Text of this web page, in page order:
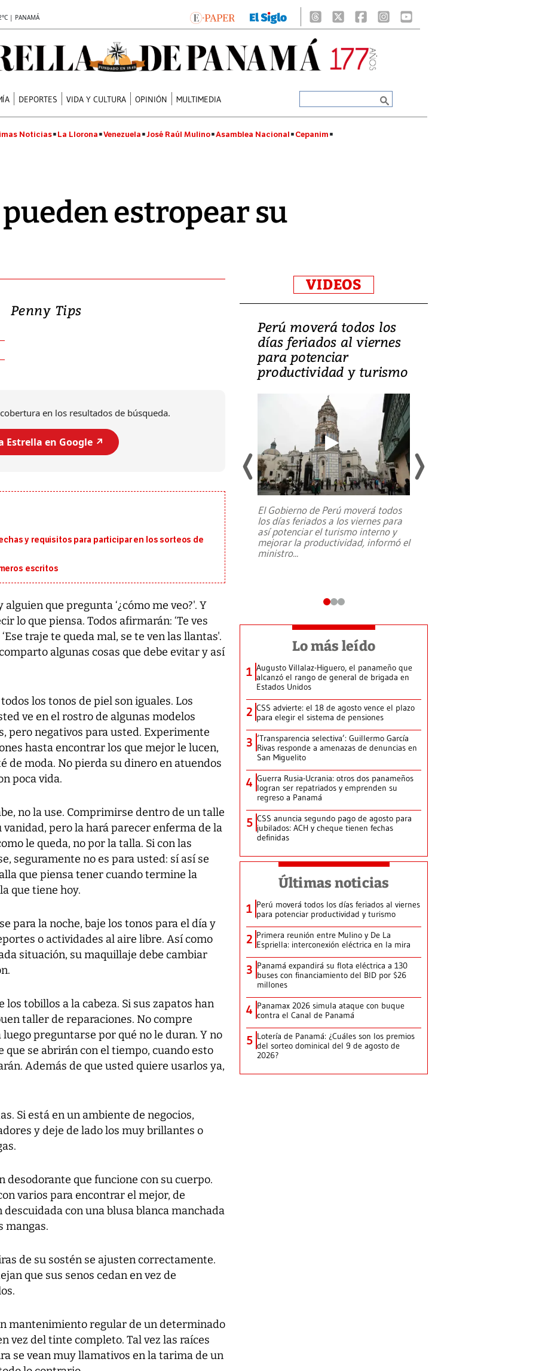
| PANAMÁ
DEPORTES VIDA Y CULTURA OPINIÓN MULTIMEDIA
Noticias La Llorona Venezuela José Raúl Mulino Asamblea Nacional Cepanim
estropear su
Penny Tips
en los resultados de búsqueda.
Estrella en Google ↗️
y requisitos para participar en los sorteos de
escritos
que pregunta ‘¿cómo me veo?'. Y
lo que piensa. Todos afirmarán: ‘Te ves
traje te queda mal, se te ven las llantas'.
algunas cosas que debe evitar y así
los tonos de piel son iguales. Los
ve en el rostro de algunas modelos
pero negativos para usted. Experimente
hasta encontrar los que mejor le lucen,
de moda. No pierda su dinero en atuendos
poca vida.
no la use. Comprimirse dentro de un talle
pero la hará parecer enferma de la
le queda, no por la talla. Si con las
seguramente no es para usted: sí así se
que piensa tener cuando termine la
que tiene hoy.
para la noche, baje los tonos para el día y
o actividades al aire libre. Así como
situación, su maquillaje debe cambiar
los tobillos a la cabeza. Si sus zapatos han
taller de reparaciones. No compre
preguntarse por qué no le duran. Y no
que se abrirán con el tiempo, cuando esto
Además de que usted quiere usarlos ya,
Si está en un ambiente de negocios,
y deje de lado los muy brillantes o
desodorante que funcione con su cuerpo.
varios para encontrar el mejor, de
con una blusa blanca manchada
mangas.
de su sostén se ajusten correctamente.
que sus senos cedan en vez de
mantenimiento regular de un determinado
vez del tinte completo. Tal vez las raíces
se vean muy llamativos en la tarima de un
VIDEOS
referencias hacia sus adversarios, el
presidente de Brasil, Luiz Inácio Lula
Perú moverá todos los
días feriados al viernes
para potenciar
productividad y turismo
El Gobierno de Perú moverá todos
los días feriados a los viernes para
así potenciar el turismo interno y
mejorar la productividad, informó el
ministro...
Lo más leído
1 Augusto Villalaz-Higuero, el panameño que
alcanzó el rango de general de brigada en
Estados Unidos
2 CSS advierte: el 18 de agosto vence el plazo
para elegir el sistema de pensiones
3 ‘Transparencia selectiva’: Guillermo García
Rivas responde a amenazas de denuncias en
San Miguelito
4 Guerra Rusia-Ucrania: otros dos panameños
logran ser repatriados y emprenden su
regreso a Panamá
5 CSS anuncia segundo pago de agosto para
jubilados: ACH y cheque tienen fechas
definidas
Últimas noticias
1 Perú moverá todos los días feriados al viernes
para potenciar productividad y turismo
2 Primera reunión entre Mulino y De La
Espriella: interconexión eléctrica en la mira
3 Panamá expandirá su flota eléctrica a 130
buses con financiamiento del BID por $26
millones
4 Panamax 2026 simula ataque con buque
contra el Canal de Panamá
5 Lotería de Panamá: ¿Cuáles son los premios
del sorteo dominical del 9 de agosto de
2026?